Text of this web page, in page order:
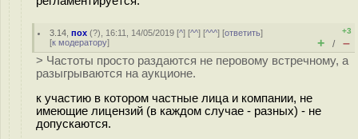
3.14 ,пох (?), 16:11, 14/05/2019 [^] [^^] [^^^] [ответить]
[к модератору]
+3
+ / –
> Частоты просто раздаются не перовому встречному, а
разыгрываются на аукционе.
к участию в котором частные лица и компании, не
имеющие лицензий (в каждом случае - разных) - не
допускаются.